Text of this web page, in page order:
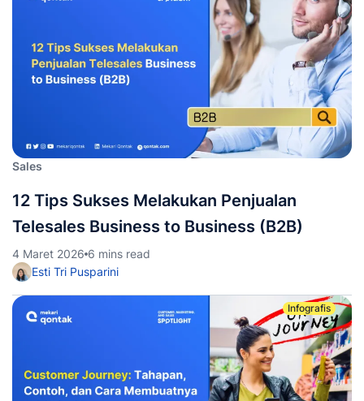
Sales
12 Tips Sukses Melakukan Penjualan
Telesales Business to Business (B2B)
4 Maret 2026 6 mins read
Esti Tri Pusparini
Infografis